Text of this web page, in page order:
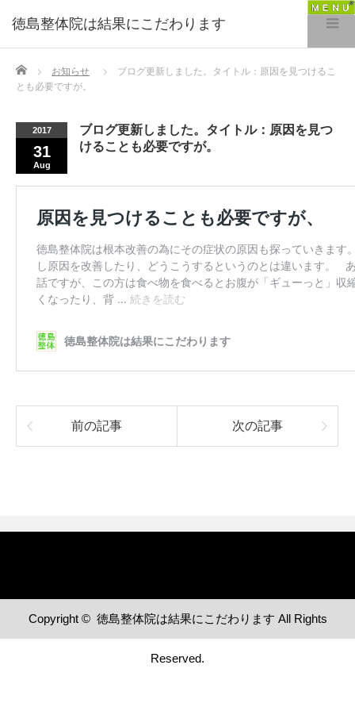
徳島整体院は結果にこだわります
Home お知らせ
ブログ更新しました。タイトル：原因を見つけるこ
とも必要ですが。
2017
31
Aug
ブログ更新しました。タイトル：原因を見つ
けることも必要ですが。
前の記事 次の記事
Copyright © 徳島整体院は結果にこだわります All Rights
Reserved.